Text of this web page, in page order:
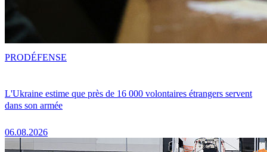
L'Ukraine estime que près de 16 000 volontaires étrangers servent
dans son armée
06.08.2026
PRODÉFENSE